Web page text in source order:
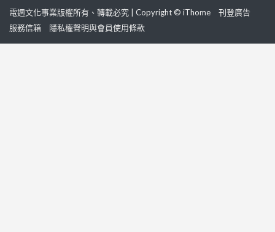
電週文化事業版權所有、轉載必究 | Copyright © iThome
刊登廣告
服務信箱
隱私權聲明與會員使用條款